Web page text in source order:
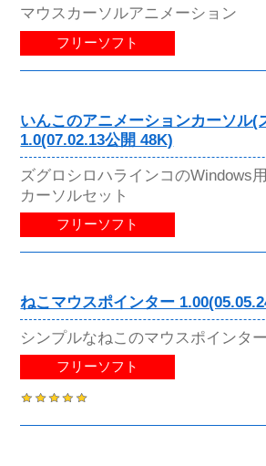
マウスカーソルアニメーション
フリーソフト
いんこのアニメーションカーソル(
1.0(07.02.13公開 48K)
ズグロシロハラインコのWindows
カーソルセット
フリーソフト
ねこマウスポインター
シンプルなねこのマウスポインター
フリーソフト